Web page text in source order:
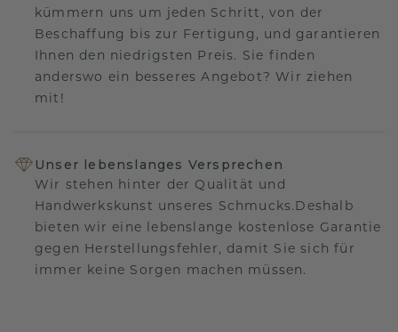
kümmern uns um jeden Schritt, von der
Beschaffung bis zur Fertigung, und garantieren
Ihnen den niedrigsten Preis. Sie finden
anderswo ein besseres Angebot? Wir ziehen
mit!
Unser lebenslanges Versprechen
Wir stehen hinter der Qualität und
Handwerkskunst unseres Schmucks.Deshalb
bieten wir eine lebenslange kostenlose Garantie
gegen Herstellungsfehler, damit Sie sich für
immer keine Sorgen machen müssen.